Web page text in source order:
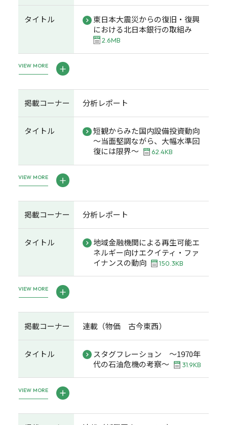
タイトル
東日本大震災からの復旧・復興
における北日本銀行の取組み
2.6MB
VIEW MORE
掲載コーナー 分析レポート
タイトル
短観からみた国内設備投資動向
～当面堅調ながら、大幅水準回
復には限界～
62.4KB
VIEW MORE
掲載コーナー 分析レポート
タイトル
地域金融機関による再生可能エ
ネルギー向けエクイティ・ファ
イナンスの動向
150.3KB
VIEW MORE
掲載コーナー 連載（物価 古今東西）
タイトル
スタグフレーション ～1970年
代の石油危機の考察～
31.9KB
VIEW MORE